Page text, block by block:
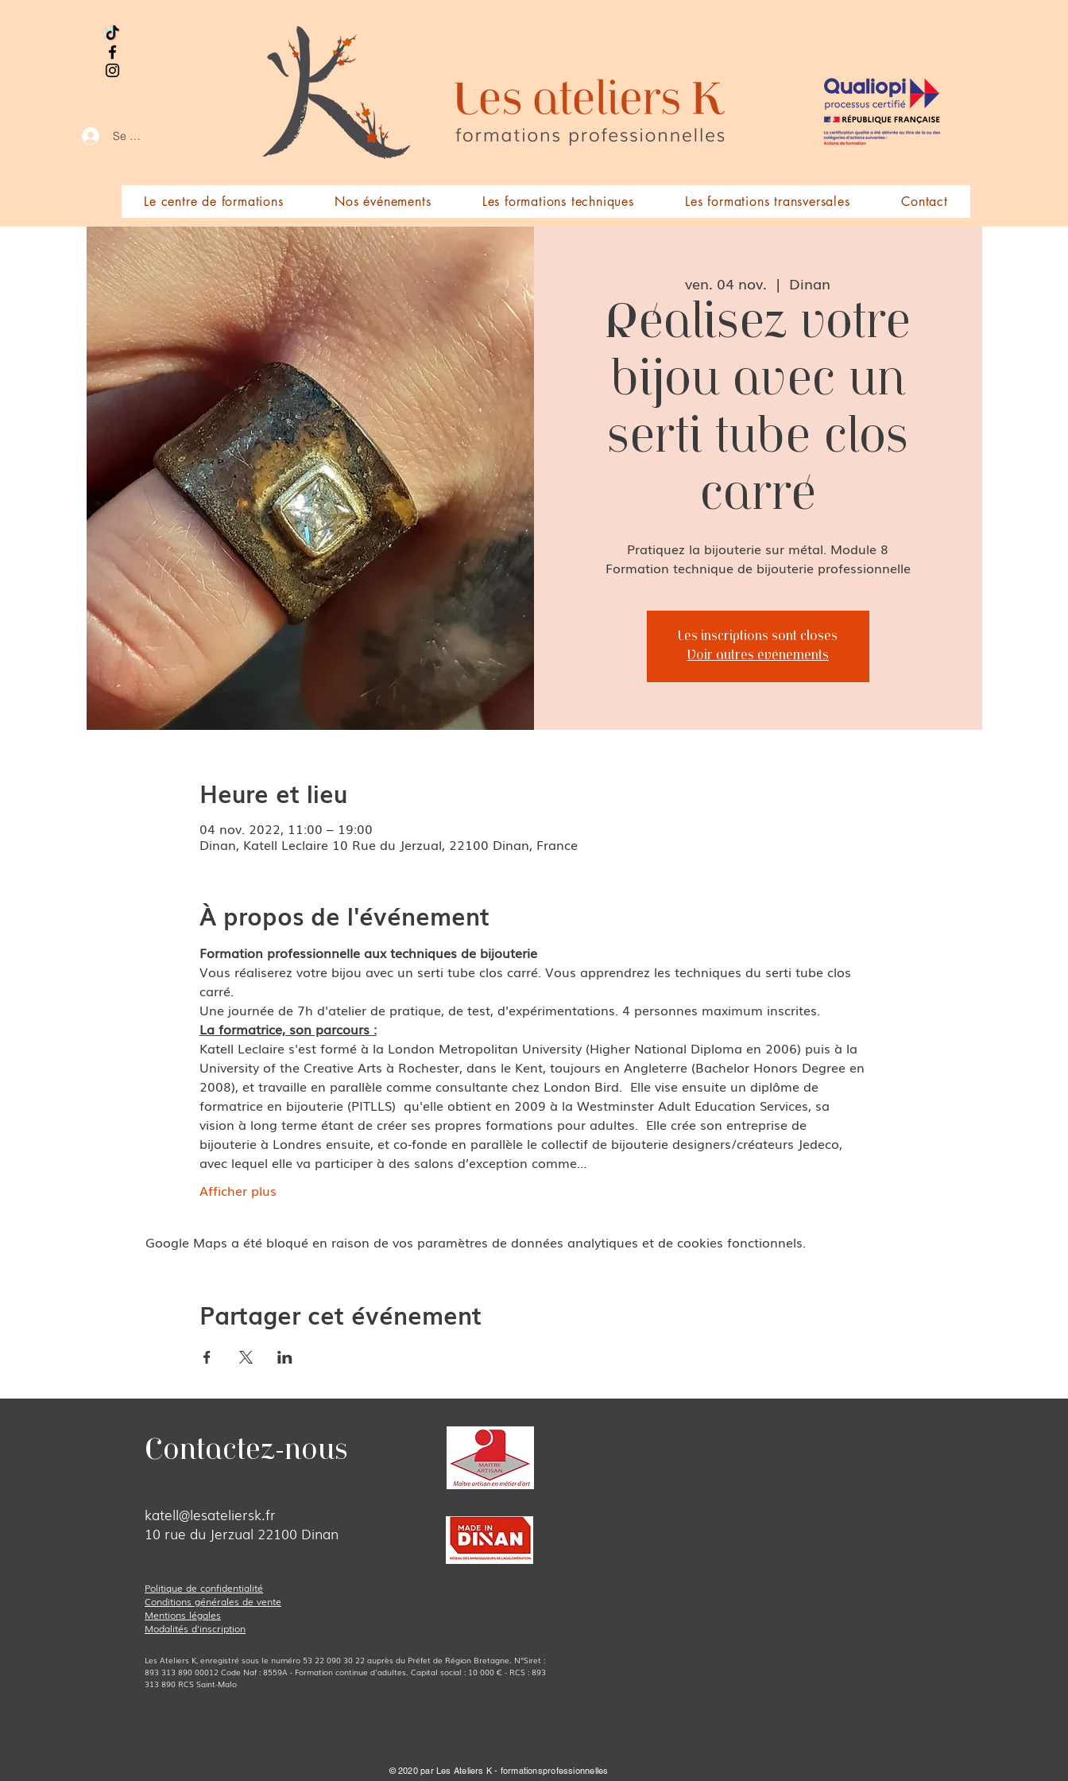
Se connecter
Le centre de formations Nos événements Les formations techniques Les formations transversales Contact
ven. 04 nov.
  |
Dinan
Réalisez votre
bijou avec un
serti tube clos
carré
Pratiquez la bijouterie sur métal. Module 8
Formation technique de bijouterie professionnelle
Les inscriptions sont closes
Voir autres événements
Heure et lieu
04 nov. 2022, 11:00 – 19:00
Dinan, Katell Leclaire 10 Rue du Jerzual, 22100 Dinan, France
À propos de l'événement
Formation professionnelle aux techniques de bijouterie
Vous réaliserez votre bijou avec un serti tube clos carré. Vous apprendrez les techniques du serti tube clos
carré.
Une journée de 7h d'atelier de pratique, de test, d'expérimentations. 4 personnes maximum inscrites.
La formatrice, son parcours :
Katell Leclaire s'est formé à la London Metropolitan University (Higher National Diploma en 2006) puis à la
University of the Creative Arts à Rochester, dans le Kent, toujours en Angleterre (Bachelor Honors Degree en
2008), et travaille en parallèle comme consultante chez London Bird.  Elle vise ensuite un diplôme de
formatrice en bijouterie (PITLLS)  qu'elle obtient en 2009 à la Westminster Adult Education Services, sa
vision à long terme étant de créer ses propres formations pour adultes.  Elle crée son entreprise de
bijouterie à Londres ensuite, et co-fonde en parallèle le collectif de bijouterie designers/créateurs Jedeco,
avec lequel elle va participer à des salons d’exception comme…
Afficher plus
Google Maps a été bloqué en raison de vos paramètres de données analytiques et de cookies fonctionnels.
Partager cet événement
Contactez-nous
katell@lesateliersk.fr
10 rue du Jerzual 22100 Dinan
Politique de confidentialité
Conditions générales de vente
Mentions légales
Modalités d'inscription
Les Ateliers K, enregistré sous le numéro 53 22 090 30 22 auprès du Préfet de Région Bretagne. N°Siret :
893 313 890 00012 Code Naf : 8559A - Formation continue d'adultes. Capital social : 10 000 € - RCS : 893
313 890 RCS Saint-Malo
© 2020 par Les Ateliers K - formationsprofessionnelles